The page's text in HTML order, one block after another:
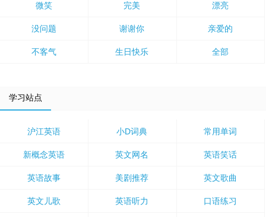
微笑 完美 漂亮
没问题 谢谢你 亲爱的
不客气 生日快乐 全部
学习站点
沪江英语 小D词典 常用单词
新概念英语 英文网名 英语笑话
英语故事 美剧推荐 英文歌曲
英文儿歌 英语听力 口语练习